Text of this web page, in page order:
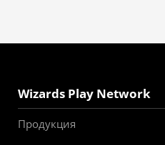
Wizards Play Network
Продукция